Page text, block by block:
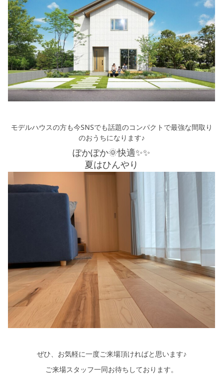
モデルハウスの方も今SNSでも話題のコンパクトで最強な間取り
のおうちになります♪
ぽかぽか🌞快適✨✨
夏はひんやり
ぜひ、お気軽に一度ご来場頂ければと思います♪
ご来場スタッフ一同お待ちしております。